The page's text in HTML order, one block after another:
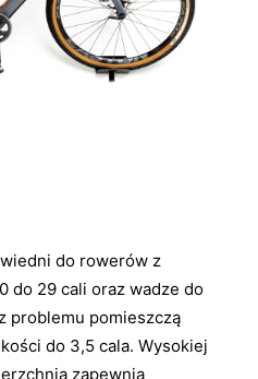
do rowerów z
do 29 cali oraz wadze do
problemu pomieszczą
do 3,5 cala. Wysokiej
zapewnia